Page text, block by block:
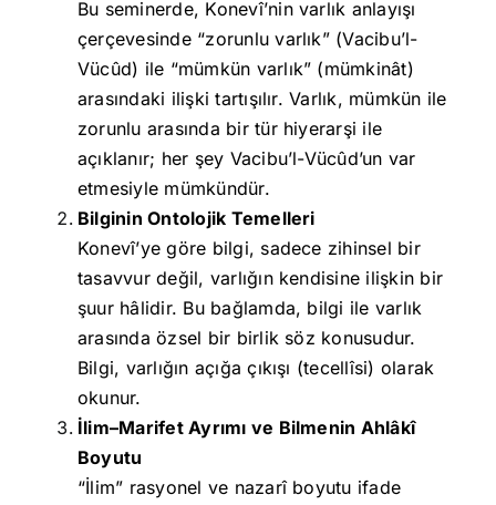
Bu seminerde, Konevî’nin varlık anlayışı
çerçevesinde “zorunlu varlık” (Vacibu’l-
Vücûd) ile “mümkün varlık” (mümkinât)
arasındaki ilişki tartışılır. Varlık, mümkün ile
zorunlu arasında bir tür hiyerarşi ile
açıklanır; her şey Vacibu’l-Vücûd’un var
etmesiyle mümkündür.
Bilginin Ontolojik Temelleri
Konevî’ye göre bilgi, sadece zihinsel bir
tasavvur değil, varlığın kendisine ilişkin bir
şuur hâlidir. Bu bağlamda, bilgi ile varlık
arasında özsel bir birlik söz konusudur.
Bilgi, varlığın açığa çıkışı (tecellîsi) olarak
okunur.
İlim–Marifet Ayrımı ve Bilmenin Ahlâkî
Boyutu
“İlim” rasyonel ve nazarî boyutu ifade